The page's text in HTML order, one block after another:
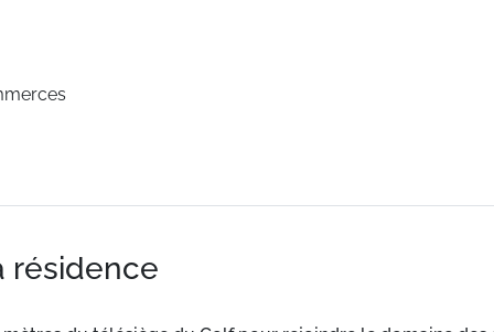
résidence